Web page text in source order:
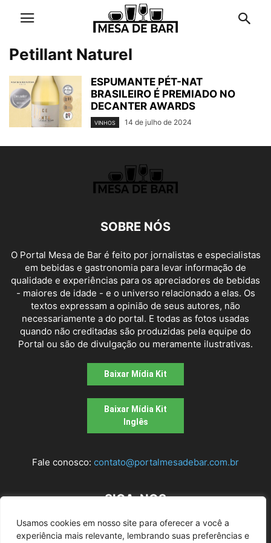
Usamos cookies em nosso site para oferecer a você a
experiência mais relevante, lembrando suas preferências e
Petillant Naturel
ESPUMANTE PÉT-NAT
BRASILEIRO É PREMIADO NO
DECANTER AWARDS
VINHOS 14 de julho de 2024
SOBRE NÓS
O Portal Mesa de Bar é feito por jornalistas e especialistas
em bebidas e gastronomia para levar informação de
qualidade e experiências para os apreciadores de bebidas
- maiores de idade - e o universo relacionado a elas. Os
textos expressam a opinião de seus autores, não
necessariamente a do portal. E todas as fotos usadas
quando não creditadas são produzidas pela equipe do
Portal ou são de divulgação ou meramente ilustrativas.
Baixar Mídia Kit
Baixar Mídia Kit
Inglês
Fale conosco: contato@portalmesadebar.com.br
SIGA-NOS